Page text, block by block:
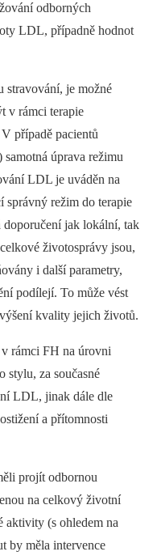
odborných
LDL, případně hodnot
stravování, je možné
v rámci terapie
případě pacientů
úprava režimu
LDL je uváděn na
správný režim do terapie
doporučení jak lokální, tak
životosprávy jsou,
i další parametry,
podílejí. To může vést
kvality jejich životů.
rámci FH na úrovni
stylu, za současné
LDL, jinak dále dle
a přítomnosti
projít odbornou
na celkový životní
aktivity (s ohledem na
by měla intervence